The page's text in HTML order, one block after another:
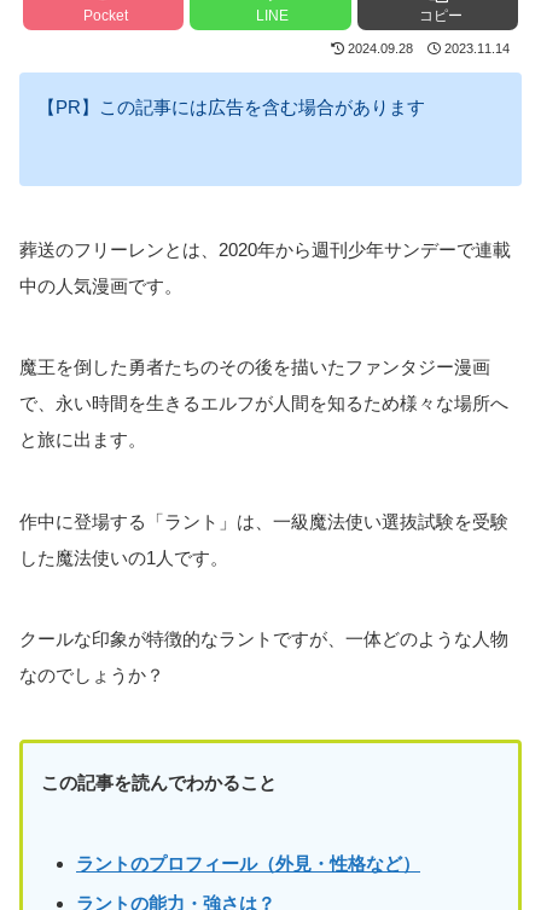
Pocket LINE コピー
2024.09.28 2023.11.14
【PR】この記事には広告を含む場合があります
葬送のフリーレンとは、2020年から週刊少年サンデーで連載
中の人気漫画です。
魔王を倒した勇者たちのその後を描いたファンタジー漫画
で、永い時間を生きるエルフが人間を知るため様々な場所へ
と旅に出ます。
作中に登場する「ラント」は、一級魔法使い選抜試験を受験
した魔法使いの1人です。
クールな印象が特徴的なラントですが、一体どのような人物
なのでしょうか？
この記事を読んでわかること
ラントのプロフィール（外見・性格など）
ラントの能力・強さは？